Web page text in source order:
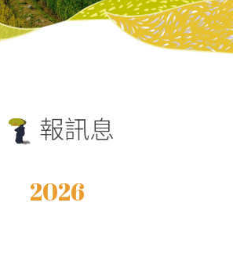
報訊息
2026